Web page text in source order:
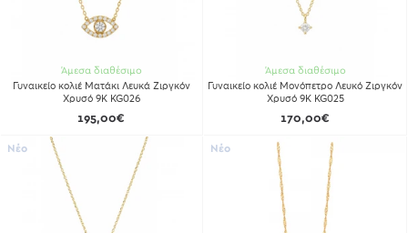
Άμεσα διαθέσιμο
Γυναικείο κολιέ Ματάκι Λευκά Ζιργκόν
Χρυσό 9Κ KG026
195,00€
Άμεσα διαθέσιμο
Γυναικείο κολιέ Μονόπετρο Λευκό Ζιργκόν
Χρυσό 9Κ KG025
170,00€
Νέο Νέο